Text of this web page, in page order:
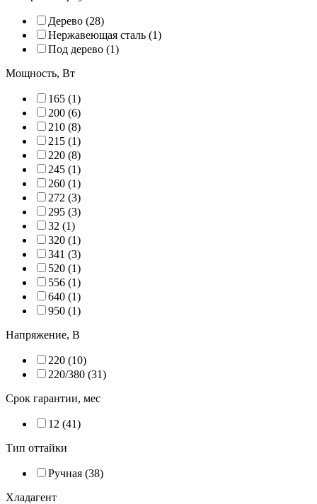
Дерево (28)
Нержавеющая сталь (1)
Под дерево (1)
Мощность, Вт
165 (1)
200 (6)
210 (8)
215 (1)
220 (8)
245 (1)
260 (1)
272 (3)
295 (3)
32 (1)
320 (1)
341 (3)
520 (1)
556 (1)
640 (1)
950 (1)
Напряжение, В
220 (10)
220/380 (31)
Срок гарантии, мес
12 (41)
Тип оттайки
Ручная (38)
Хладагент